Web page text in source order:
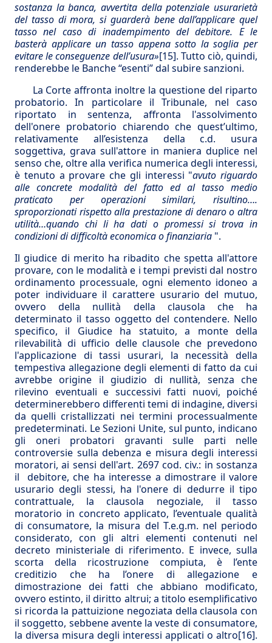
sostanza la banca, avvertita della potenziale usurarietà
del tasso di mora, si guarderà bene dall’applicare quel
tasso nel caso di inadempimento del debitore. E le
basterà applicare un tasso appena sotto la soglia per
evitare le conseguenze dell’usura»[15]. Tutto ciò, quindi,
renderebbe le Banche “esenti” dal subire sanzioni.
La Corte affronta inoltre la questione del riparto
probatorio. In particolare il Tribunale, nel caso
riportato in sentenza, affronta l'assolvimento
dell'onere probatorio chiarendo che quest’ultimo,
relativamente all’esistenza della c.d. usura
soggettiva, grava sull'attore in maniera duplice nel
senso che, oltre alla verifica numerica degli interessi,
è tenuto a provare che gli interessi "avuto riguardo
alle concrete modalità del fatto ed al tasso medio
praticato per operazioni similari, risultino….
sproporzionati rispetto alla prestazione di denaro o altra
utilità…quando chi li ha dati o promessi si trova in
condizioni di difficoltà economica o finanziaria ".
Il giudice di merito ha ribadito che spetta all'attore
provare, con le modalità e i tempi previsti dal nostro
ordinamento processuale, ogni elemento idoneo a
poter individuare il carattere usurario del mutuo,
ovvero della nullità della clausola che ha
determinato il tasso oggetto del contendere. Nello
specifico, il Giudice ha statuito, a monte della
rilevabilità di ufficio delle clausole che prevedono
l'applicazione di tassi usurari, la necessità della
tempestiva allegazione degli elementi di fatto da cui
avrebbe origine il giudizio di nullità, senza che
rilevino eventuali e successivi fatti nuovi, poiché
determinerebbero differenti temi di indagine, diversi
da quelli cristallizzati nei termini processualmente
predeterminati. Le Sezioni Unite, sul punto, indicano
gli oneri probatori gravanti sulle parti nelle
controversie sulla debenza e misura degli interessi
moratori, ai sensi dell'art. 2697 cod. civ.: in sostanza
il debitore, che ha interesse a dimostrare il valore
usurario degli stessi, ha l'onere di dedurre il tipo
contrattuale, la clausola negoziale, il tasso
moratorio in concreto applicato, l’eventuale qualità
di consumatore, la misura del T.e.g.m. nel periodo
considerato, con gli altri elementi contenuti nel
decreto ministeriale di riferimento. E invece, sulla
scorta della ricostruzione compiuta, è l’ente
creditizio che ha l’onere di allegazione e
dimostrazione dei fatti che abbiano modificato,
ovvero estinto, il diritto altrui; a titolo esemplificativo
si ricorda la pattuizione negoziata della clausola con
il soggetto, sebbene avente la veste di consumatore,
la diversa misura degli interessi applicati o altro[16].